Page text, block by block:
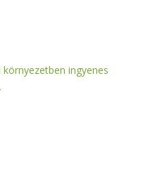
ingyenes